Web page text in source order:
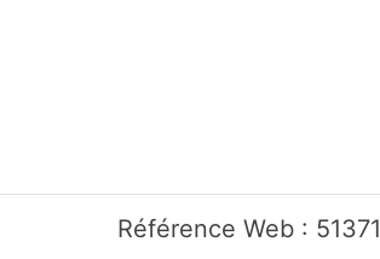
Référence Web : 51371